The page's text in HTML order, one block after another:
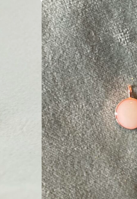
sieraad kan
sieraad.
Wat is
In de
Karaats.
edelmetaal
laag goud
goud ook
gold filled
moeilijk te
Materiaal: